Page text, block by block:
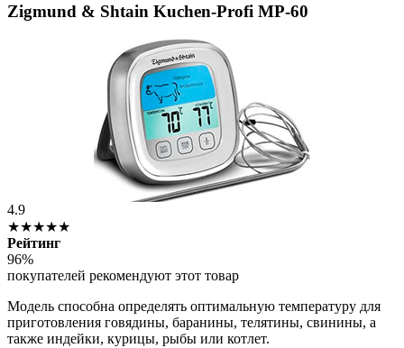
Zigmund & Shtain Kuchen-Profi MP-60
4.9
★★★★★
Рейтинг
96%
покупателей рекомендуют этот товар
Модель способна определять оптимальную температуру для
приготовления говядины, баранины, телятины, свинины, а
также индейки, курицы, рыбы или котлет.